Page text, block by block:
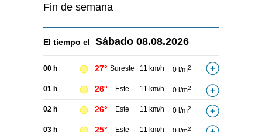
Fin de semana
El tiempo el Sábado 08.08.2026
00 h 27° Sureste 11 km/h 0 l/m2
01 h 26° Este 11 km/h 0 l/m2
02 h 26° Este 11 km/h 0 l/m2
03 h 25° Este 11 km/h 2